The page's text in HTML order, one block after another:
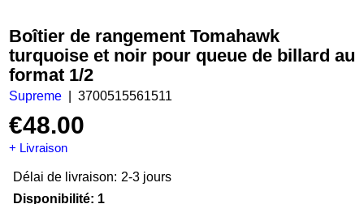
Boîtier de rangement Tomahawk
turquoise et noir pour queue de billard au
format 1/2
Supreme 3700515561511
€48.00
+ Livraison
Délai de livraison: 2-3 jours
Disponibilité: 1